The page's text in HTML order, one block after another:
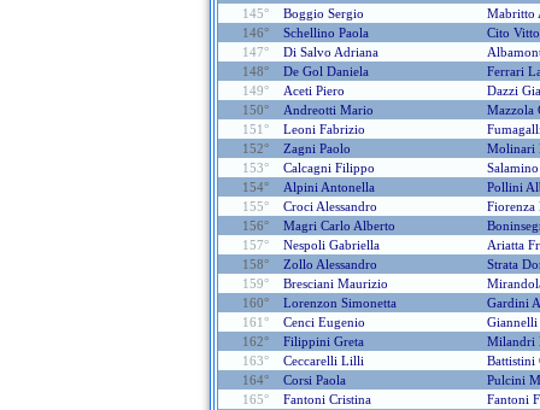
145°
Boggio Sergio
Mabritto
146°
Schellino Paola
Cito
147°
Di Salvo Adriana
148°
De Gol Daniela
Ferrari
149°
Aceti Piero
Dazzi
150°
Andreotti Mario
Mazzola
151°
Leoni Fabrizio
152°
Zagni Paolo
Molinari
153°
Calcagni Filippo
154°
Alpini Antonella
Pollini
155°
Croci Alessandro
Fiorenza
156°
Magri Carlo Alberto
157°
Nespoli Gabriella
Ariatta
158°
Zollo Alessandro
Strata
159°
Bresciani Maurizio
160°
Lorenzon Simonetta
Gardini
161°
Cenci Eugenio
162°
Filippini Greta
Milandri
163°
Ceccarelli Lilli
Battistini
164°
Corsi Paola
Pulcini
165°
Fantoni Cristina
Fantoni